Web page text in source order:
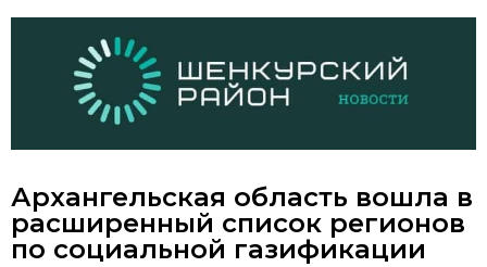
Архангельская область вошла в
расширенный список регионов
по социальной газификации